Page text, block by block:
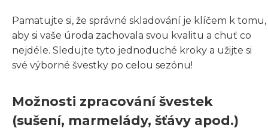
Pamatujte si, že správné skladování je klíčem k tomu,
aby si vaše úroda zachovala svou kvalitu a chuť co
nejdéle. Sledujte tyto jednoduché kroky a užijte si
své výborné švestky po celou sezónu!
Možnosti zpracování švestek
(sušení, marmelády, šťávy apod.)